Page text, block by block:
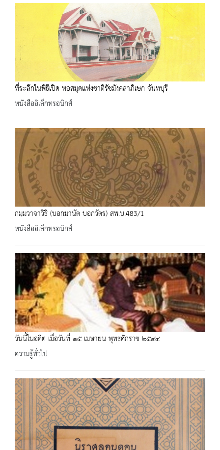
ที่ระลึกในพิธีเปิด หอสมุดแห่งชาติรัชมังคลาภิเษก จันทบุรี
หนังสืออิเล็กทรอนิกส์
กมฺมวาจาวิธิ (บอกมานัต บอกวัตร) สพ.บ.483/1
หนังสืออิเล็กทรอนิกส์
วันนี้ในอดีต เมื่อวันที่ ๑๕ เมษายน พุทธศักราช ๒๕๔๔
ความรู้ทั่วไป